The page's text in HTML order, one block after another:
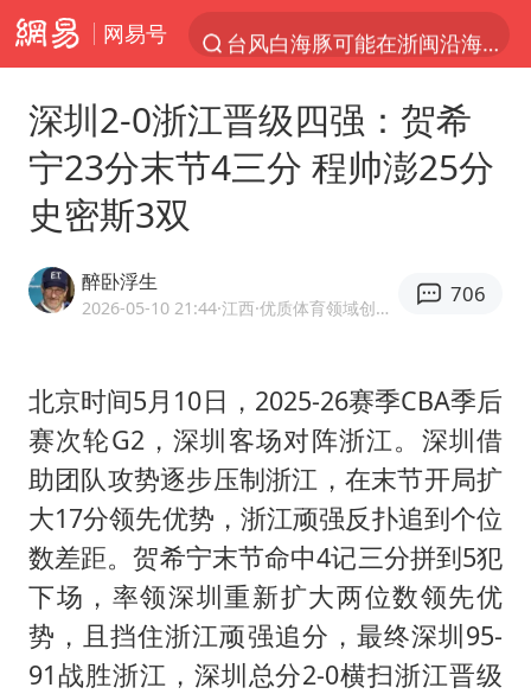
网易号
中方回应是否开采太平洋海底稀土资源
我国编制完成新版全月地质图
郑国霖回应去景区上班被保安拦下
80后女柜员逆袭成4200亿银行副行长
感觉全东北都在等7号
扎哈罗娃批广岛市长不提美国原子弹
泰国一女公务员妆容引争议 本人回应
多地要求领导干部带头休假
女子利用漏洞0元薅走3000多件家电
深圳2-0浙江晋级四强：贺希
宁23分末节4三分 程帅澎25分
史密斯3双
醉卧浮生
2026-05-10 21:44·江西 ·优质体育领域创作者
706
北京时间5月10日，2025-26赛季CBA季后
赛次轮G2，深圳客场对阵浙江。深圳借
助团队攻势逐步压制浙江，在末节开局扩
大17分领先优势，浙江顽强反扑追到个位
数差距。贺希宁末节命中4记三分拼到5犯
下场，率领深圳重新扩大两位数领先优
势，且挡住浙江顽强追分，最终深圳95-
91战胜浙江，深圳总分2-0横扫浙江晋级